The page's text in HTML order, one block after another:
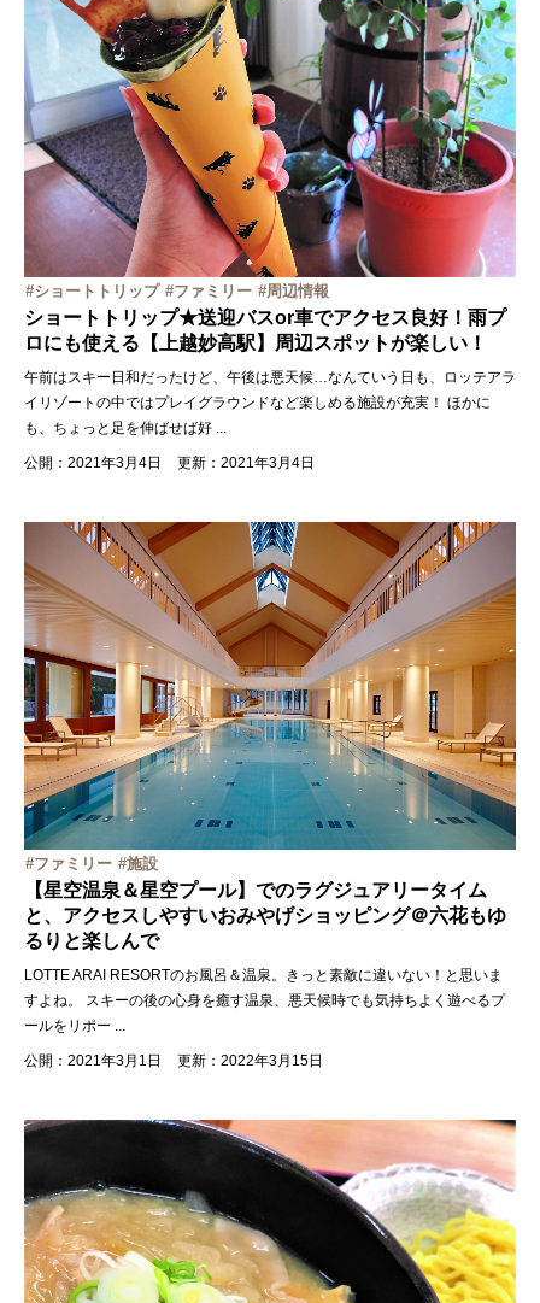
ショートトリップ ファミリー 周辺情報
ショートトリップ★送迎バスor車でアクセス良好！雨プ
ロにも使える【上越妙高駅】周辺スポットが楽しい！
午前はスキー日和だったけど、午後は悪天候…なんていう日も、ロッテアラ
イリゾートの中ではプレイグラウンドなど楽しめる施設が充実！ ほかに
も、ちょっと足を伸ばせば好 ...
公開：2021年3月4日 更新：2021年3月4日
ファミリー 施設
【星空温泉＆星空プール】でのラグジュアリータイム
と、アクセスしやすいおみやげショッピング＠六花もゆ
るりと楽しんで
LOTTE ARAI RESORTのお風呂＆温泉。きっと素敵に違いない！と思いま
すよね。 スキーの後の心身を癒す温泉、悪天候時でも気持ちよく遊べるプ
ールをリポー ...
公開：2021年3月1日 更新：2022年3月15日